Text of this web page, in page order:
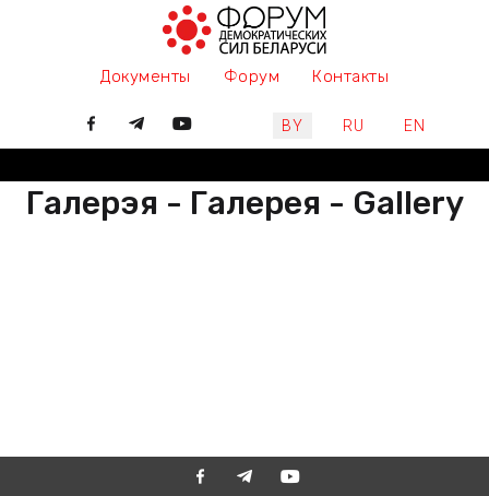
Документы Форум Контакты
Выберите язык
BY RU EN
Галерэя - Галерея - Gallery